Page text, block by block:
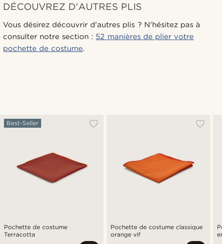
DÉCOUVREZ D'AUTRES PLIS
Vous désirez découvrir d'autres plis ? N'hésitez pas à
consulter notre section : 52 manières de plier votre
pochette de costume.
Pochette de costume
Terracotta
Best-Seller
Pochette de costume classique
orange vif